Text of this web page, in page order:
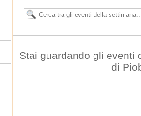
Stai guardando gli eventi
di